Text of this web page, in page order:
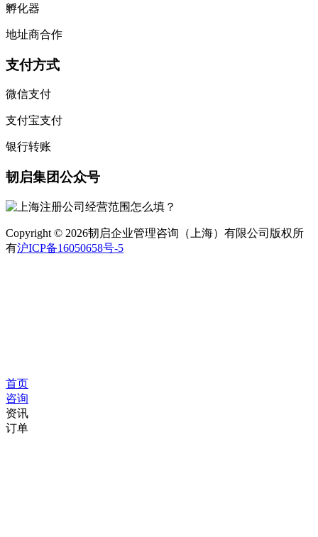
孵化器
地址商合作
支付方式
微信支付
支付宝支付
银行转账
韧启集团公众号
Copyright © 2026韧启企业管理咨询（上海）有限公司版权所
有沪ICP备16050658号-5
首页
咨询
资讯
订单